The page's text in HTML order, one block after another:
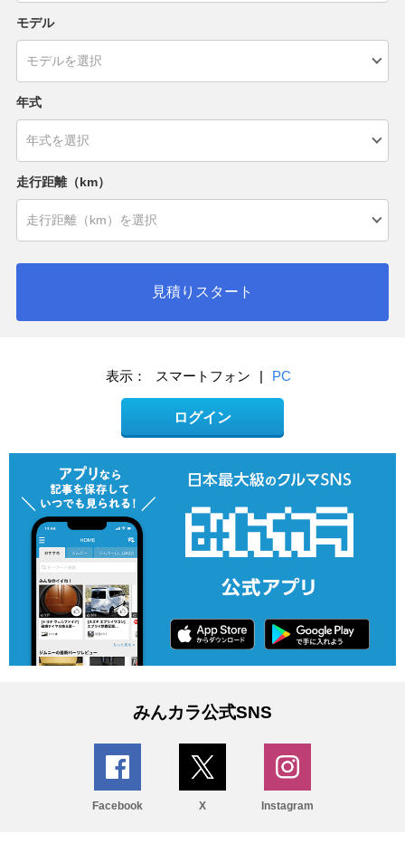
モデル
年式
走行距離（km）
見積りスタート
表示： スマートフォン | PC
ログイン
みんカラ公式SNS
Facebook X Instagram